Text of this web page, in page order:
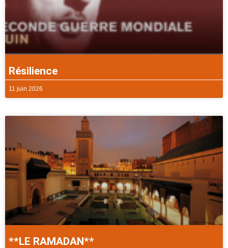
Résilience
11 juin 2026
**LE RAMADAN**